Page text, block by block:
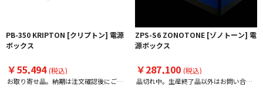
PB-350 KRIPTON [クリプトン] 電源
ボックス
￥55,494(税込)
お取り寄せ品。納期は注文確認後にご案
ZPS-S6 ZONOTONE [ゾノトーン] 電
源ボックス
￥287,100 (税込)
品切れ中。生産終了品以外はお問い合わ